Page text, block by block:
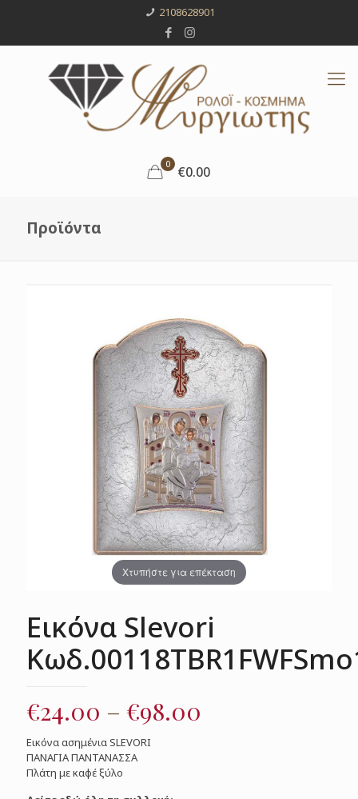
2108628901
0 €0.00
Προϊόντα
Χτυπήστε για επέκταση
Εικόνα Slevori
€24.00 – €98.00
Εικόνα ασημένια SLEVORI
ΠΑΝΑΓΙΑ ΠΑΝΤΑΝΑΣΣΑ
Πλάτη με καφέ ξύλο